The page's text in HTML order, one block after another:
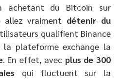
achetant du Bitcoin sur
allez vraiment détenir du
qualifient Binance
plateforme exchange la
. En effet, avec plus de 300
qui fluctuent sur la